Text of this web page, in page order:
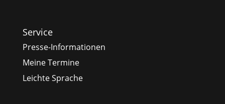
Service
Presse-Informationen
Meine Termine
Leichte Sprache